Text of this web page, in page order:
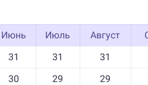
Июнь Июль Август
31 31 31
30 29 29